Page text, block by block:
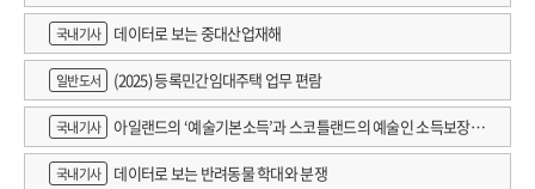
국내기사 데이터로 보는 중대산업재해
일반도서 (2025) 등록민간임대주택 업무 편람
국내기사
아일랜드의 ‘예술기본소득’과 스코틀랜드의 예술인 소득보장정
책 논의
국내기사 데이터로 보는 반려동물 학대와 분쟁